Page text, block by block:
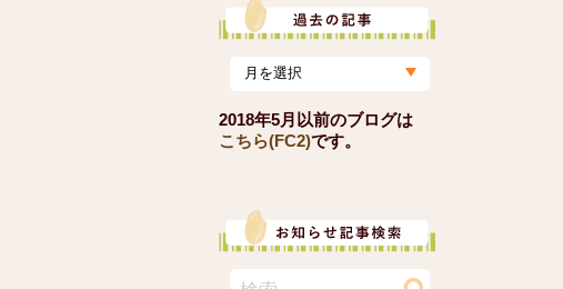
2018年5月以前のブログは
こちら(FC2)です。